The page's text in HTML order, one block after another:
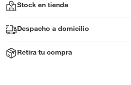
Stock en tienda
Despacho a domicilio
Retira tu compra